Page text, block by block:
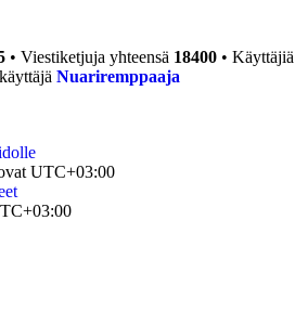
• Viestiketjuja yhteensä 18400 • Käyttäjiä
Nuariremppaaja
UTC+03:00